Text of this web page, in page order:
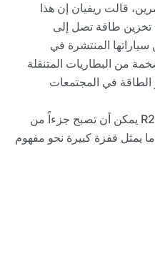
قالت ريفيان إن هذا
تخزين طاقة تصل إلى
المنتشرة في
من البطاريات المتنقلة
الطاقة في المجتمعات
بكلمات أخرى، كل سيارة R2 يمكن أن تصبح جزءاً من
يمثل قفزة كبيرة نحو مفهوم